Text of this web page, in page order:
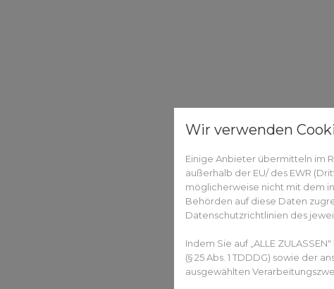
Wir verwenden
Einige Anbieter übermitteln im
außerhalb der EU/ des EWR
möglicherweise nicht mit dem
Behörden auf diese Daten
Datenschutzrichtlinien des
Indem Sie auf „ALLE
(§ 25 Abs. 1 TDDDG) sowie
ausgewählten